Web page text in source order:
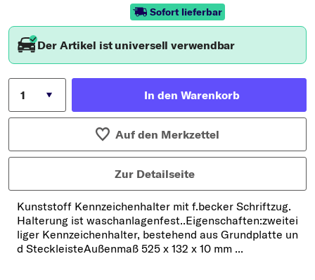
Sofort lieferbar
Der Artikel ist universell verwendbar
In den Warenkorb
Auf den Merkzettel
Zur Detailseite
Kunststoff Kennzeichenhalter mit f.becker Schriftzug.
Halterung ist waschanlagenfest..Eigenschaften:zweitei
liger Kennzeichenhalter, bestehend aus Grundplatte un
d SteckleisteAußenmaß 525 x 132 x 10 mm ...